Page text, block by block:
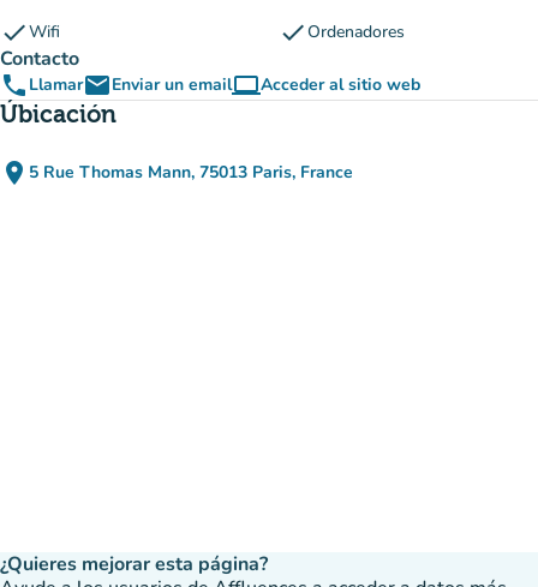
checkWifi checkOrdenadores
Contacto
phone LlamaremailEnviar un emailcomputerAcceder al sitio web
(nueva pestaña)
Úbicación
place 5 Rue Thomas Mann, 75013 Paris, France
(abrir en Google Maps)
(nueva pestaña)
¿Quieres mejorar esta página?